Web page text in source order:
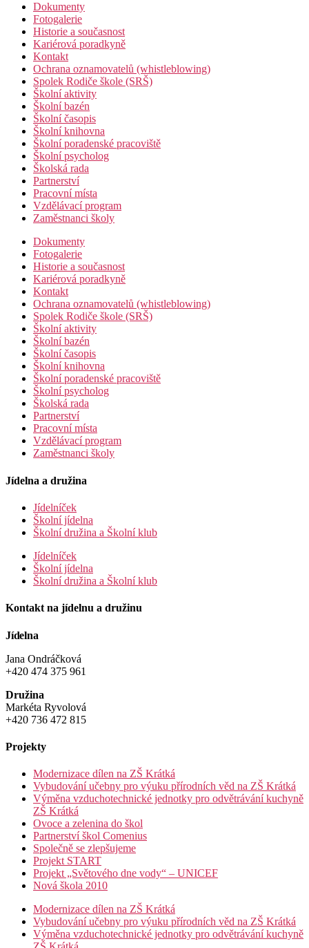
Dokumenty
Fotogalerie
Historie a současnost
Kariérová poradkyně
Kontakt
Ochrana oznamovatelů (whistleblowing)
Spolek Rodiče škole (SRŠ)
Školní aktivity
Školní bazén
Školní časopis
Školní knihovna
Školní poradenské pracoviště
Školní psycholog
Školská rada
Partnerství
Pracovní místa
Vzdělávací program
Zaměstnanci školy
Dokumenty
Fotogalerie
Historie a současnost
Kariérová poradkyně
Kontakt
Ochrana oznamovatelů (whistleblowing)
Spolek Rodiče škole (SRŠ)
Školní aktivity
Školní bazén
Školní časopis
Školní knihovna
Školní poradenské pracoviště
Školní psycholog
Školská rada
Partnerství
Pracovní místa
Vzdělávací program
Zaměstnanci školy
Jídelna a družina
Jídelníček
Školní jídelna
Školní družina a Školní klub
Jídelníček
Školní jídelna
Školní družina a Školní klub
Kontakt na jídelnu a družinu
Jídelna
Jana Ondráčková
+420 474 375 961
Družina
Markéta Ryvolová
+420 736 472 815
Projekty
Modernizace dílen na ZŠ Krátká
Vybudování učebny pro výuku přírodních věd na ZŠ Krátká
Výměna vzduchotechnické jednotky pro odvětrávání kuchyně
ZŠ Krátká
Ovoce a zelenina do škol
Partnerství škol Comenius
Společně se zlepšujeme
Projekt START
Projekt „Světového dne vody“ – UNICEF
Nová škola 2010
Modernizace dílen na ZŠ Krátká
Vybudování učebny pro výuku přírodních věd na ZŠ Krátká
Výměna vzduchotechnické jednotky pro odvětrávání kuchyně